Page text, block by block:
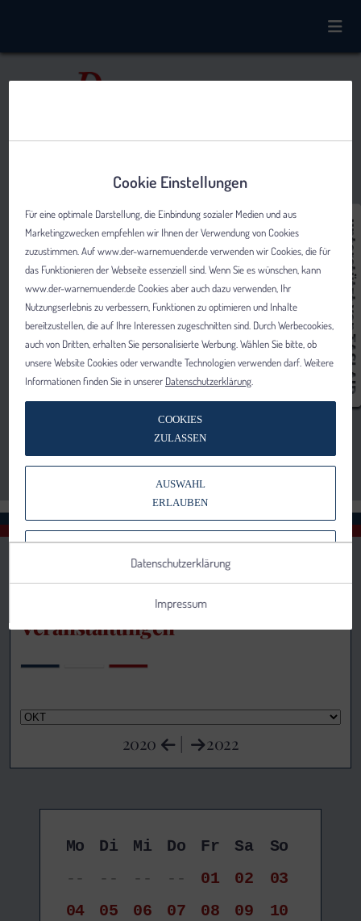
Veranstaltungen
2020 | 2022
Mo Di Mi Do Fr Sa
So
--
-- -- -- 01 02
03
04
05 06 07 08 09
10
Cookie Einstellungen
Für eine optimale Darstellung, die Einbindung sozialer Medien und aus
Marketingzwecken empfehlen wir Ihnen der Verwendung von Cookies
zuzustimmen. Auf www.der-warnemuender.de verwenden wir Cookies, die für
das Funktionieren der Webseite essenziell sind. Wenn Sie es wünschen, kann
www.der-warnemuender.de Cookies aber auch dazu verwenden, Ihr
Nutzungserlebnis zu verbessern, Funktionen zu optimieren und Inhalte
bereitzustellen, die auf Ihre Interessen zugeschnitten sind. Durch Werbecookies,
auch von Dritten, erhalten Sie personalisierte Werbung. Wählen Sie bitte, ob
unsere Website Cookies oder verwandte Technologien verwenden darf. Weitere
Informationen finden Sie in unserer Datenschutzerklärung
COOKIES
ZULASSEN
AUSWAHL
ERLAUBEN
VERWENDEN
Datenschutzerklärung
Impressum